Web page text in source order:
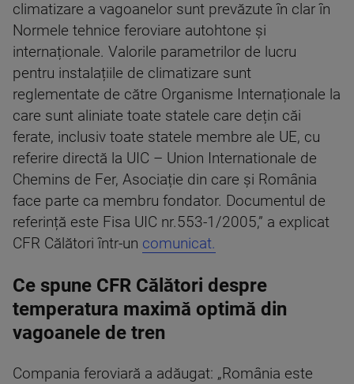
climatizare a vagoanelor sunt prevăzute în clar în
Normele tehnice feroviare autohtone și
internaționale. Valorile parametrilor de lucru
pentru instalațiile de climatizare sunt
reglementate de către Organisme Internaționale la
care sunt aliniate toate statele care dețin căi
ferate, inclusiv toate statele membre ale UE, cu
referire directă la UIC – Union Internationale de
Chemins de Fer, Asociație din care și România
face parte ca membru fondator. Documentul de
referință este Fisa UIC nr.553-1/2005,” a explicat
CFR Călători într-un comunicat.
Ce spune CFR Călători despre
temperatura maximă optimă din
vagoanele de tren
Compania feroviară a adăugat: „România este